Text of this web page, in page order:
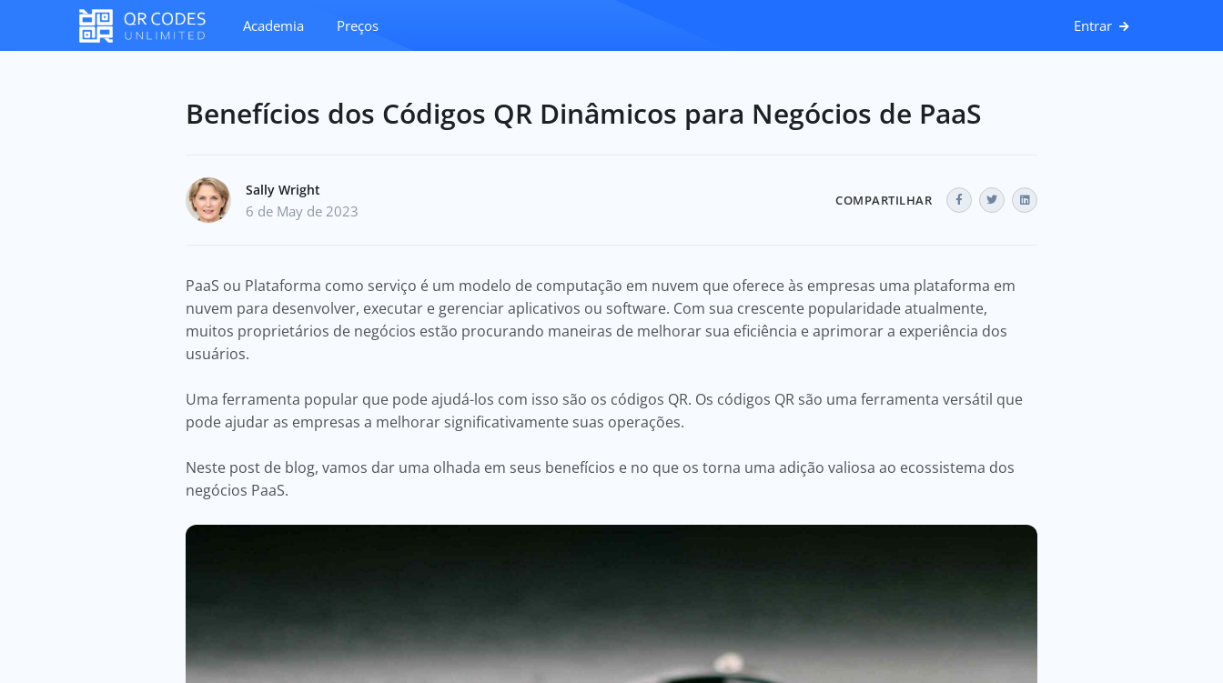
Academia Preços Entrar
Benefícios dos Códigos QR Dinâmicos para Negócios de PaaS
Sally Wright
6 de May de 2023
COMPARTILHAR
PaaS ou Plataforma como serviço é um modelo de computação em nuvem que oferece às empresas uma plataforma em
nuvem para desenvolver, executar e gerenciar aplicativos ou software. Com sua crescente popularidade atualmente,
muitos proprietários de negócios estão procurando maneiras de melhorar sua eficiência e aprimorar a experiência dos
usuários.
Uma ferramenta popular que pode ajudá-los com isso são os códigos QR. Os códigos QR são uma ferramenta versátil que
pode ajudar as empresas a melhorar significativamente suas operações.
Neste post de blog, vamos dar uma olhada em seus benefícios e no que os torna uma adição valiosa ao ecossistema dos
negócios PaaS.